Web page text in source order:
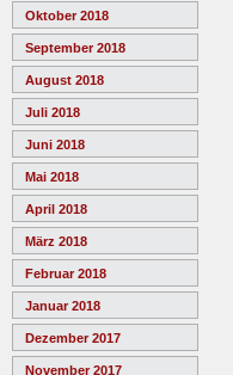
Oktober 2018
September 2018
August 2018
Juli 2018
Juni 2018
Mai 2018
April 2018
März 2018
Februar 2018
Januar 2018
Dezember 2017
November 2017